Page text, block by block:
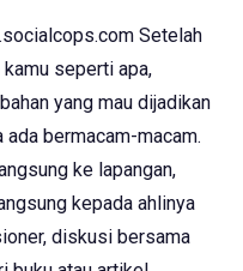
Setelah
seperti apa,
yang mau dijadikan
ada bermacam-macam.
ke lapangan,
kepada ahlinya
diskusi bersama